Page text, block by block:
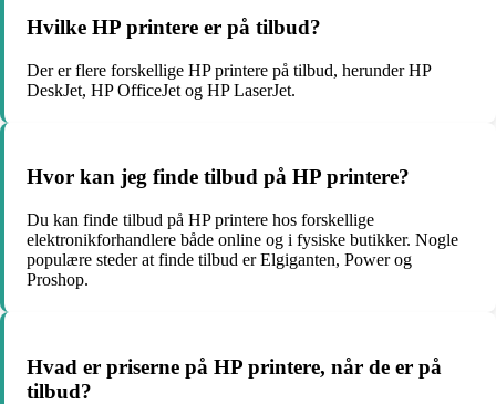
Hvilke HP printere er på tilbud?
Der er flere forskellige HP printere på tilbud, herunder HP
DeskJet, HP OfficeJet og HP LaserJet.
Hvor kan jeg finde tilbud på HP printere?
Du kan finde tilbud på HP printere hos forskellige
elektronikforhandlere både online og i fysiske butikker. Nogle
populære steder at finde tilbud er Elgiganten, Power og
Proshop.
Hvad er priserne på HP printere, når de er på
tilbud?